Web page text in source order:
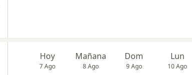
Hoy
7 Ago
Mañana
8 Ago
Dom
9 Ago
Lun
10 Ago